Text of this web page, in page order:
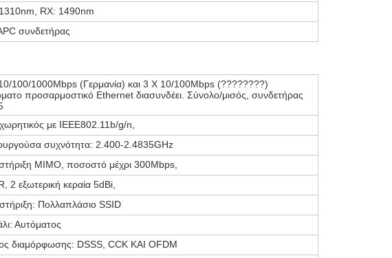
RX: 1490nm
συνδετήρας
100/1000Mbps (Γερμανία) και 3 Χ 10/100Mbps (????????)
προσαρμοστικό Ethernet διασυνδέει. Σύνολο/μισός, συνδετήρας
με IEEE802.11b/g/n,
συχνότητα: 2.400-2.4835GHz
MIMO, ποσοστό μέχρι 300Mbps,
2 εξωτερική κεραία 5dBi,
Πολλαπλάσιο SSID
Αυτόματος
διαμόρφωσης: DSSS, CCK ΚΑΙ OFDM